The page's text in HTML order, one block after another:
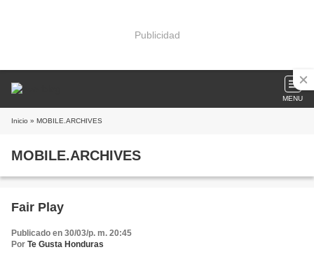
Publicidad
MENU
Inicio » MOBILE.ARCHIVES
MOBILE.ARCHIVES
Fair Play
Publicado en 30/03/p. m. 20:45
Por Te Gusta Honduras